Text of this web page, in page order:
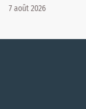
7 août 2026